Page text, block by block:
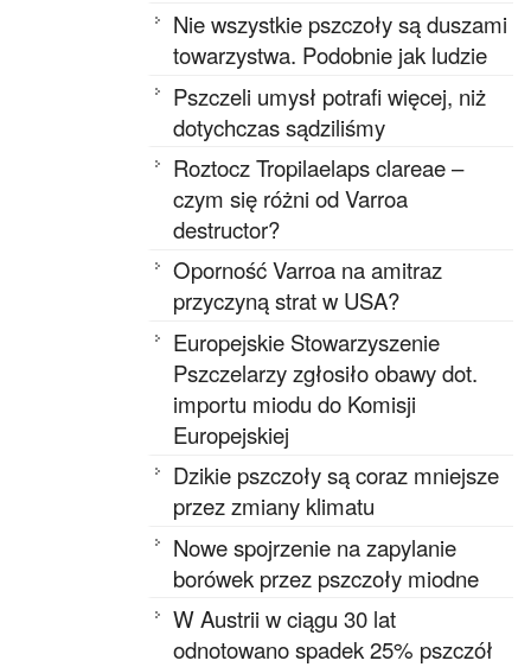
Nie wszystkie pszczoły są duszami
towarzystwa. Podobnie jak ludzie
Pszczeli umysł potrafi więcej, niż
dotychczas sądziliśmy
Roztocz Tropilaelaps clareae –
czym się różni od Varroa
destructor?
Oporność Varroa na amitraz
przyczyną strat w USA?
Europejskie Stowarzyszenie
Pszczelarzy zgłosiło obawy dot.
importu miodu do Komisji
Europejskiej
Dzikie pszczoły są coraz mniejsze
przez zmiany klimatu
Nowe spojrzenie na zapylanie
borówek przez pszczoły miodne
W Austrii w ciągu 30 lat
odnotowano spadek 25% pszczół